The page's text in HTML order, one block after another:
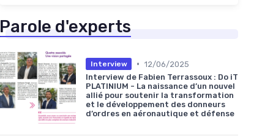
Parole d'experts
Interview • 12/06/2025
Interview de Fabien Terrassoux : Do iT
PLATINIUM - La naissance d’un nouvel
allié pour soutenir la transformation
et le développement des donneurs
d’ordres en aéronautique et défense